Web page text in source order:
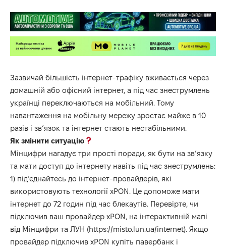
Зазвичай більшість інтернет-трафіку вживається через
домашній або офісний інтернет, а під час знеструмлень
українці переключаються на мобільний. Тому
навантаження на мобільну мережу зростає майже в 10
разів і звʼязок та інтернет стають нестабільними.
Як змінити ситуацію
Мінцифри нагадує три прості поради, як бути на зв’язку
та мати доступ до інтернету навіть під час знеструмлень:
1) під’єднайтесь до інтернет-провайдерів, які
використовують технології xPON. Це допоможе мати
інтернет до 72 годин під час блекаутів. Перевірте, чи
підключив ваш провайдер xPON, на інтерактивній мапі
від Мінцифри та ЛУН (https://misto.lun.ua/internet). Якщо
провайдер підключив xPON купіть павербанк і